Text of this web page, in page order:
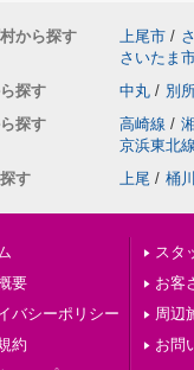
から探す 上尾市 /
さいたま
探す
中丸 / 別
探す
高崎線 /
京浜東北線
す
上尾 / 桶川
要
バシーポリシー
約
スタ
お客
周辺
お問